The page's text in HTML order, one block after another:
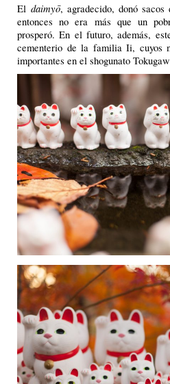
El daimyō, agradecido, donó
entonces no era más que un
prosperó. En el futuro, además,
cementerio de la familia Ii, cuyos
importantes en el shogunato